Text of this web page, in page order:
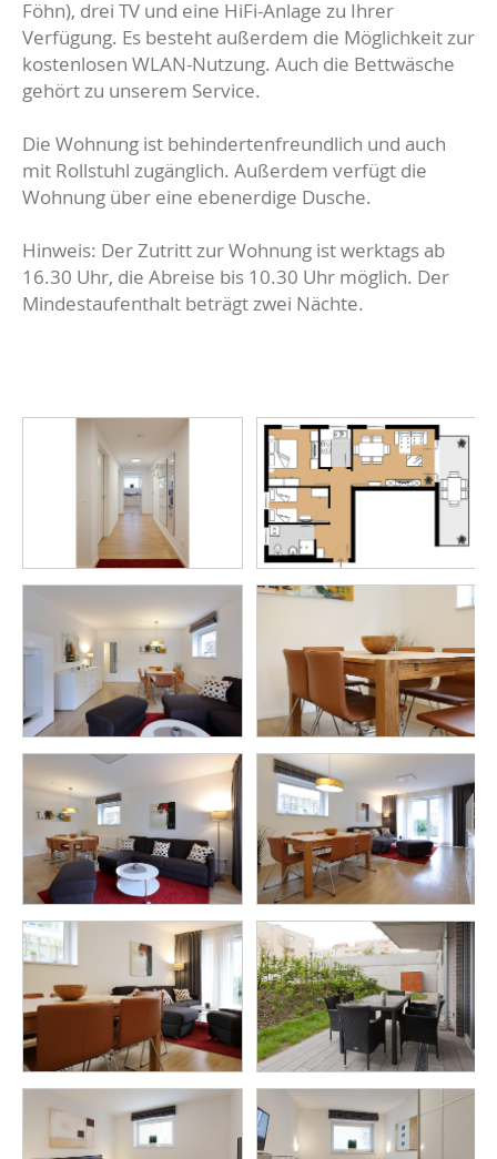
Föhn), drei TV und eine HiFi-Anlage zu Ihrer
Verfügung. Es besteht außerdem die Möglichkeit zur
kostenlosen WLAN-Nutzung. Auch die Bettwäsche
gehört zu unserem Service.
Die Wohnung ist behindertenfreundlich und auch
mit Rollstuhl zugänglich. Außerdem verfügt die
Wohnung über eine ebenerdige Dusche.
Hinweis: Der Zutritt zur Wohnung ist werktags ab
16.30 Uhr, die Abreise bis 10.30 Uhr möglich. Der
Mindestaufenthalt beträgt zwei Nächte.